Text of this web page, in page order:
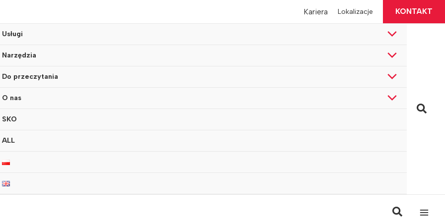
Kariera Lokalizacje KONTAKT
Usługi
Narzędzia
Do przeczytania
O nas
SKO
ALL
Szukaj